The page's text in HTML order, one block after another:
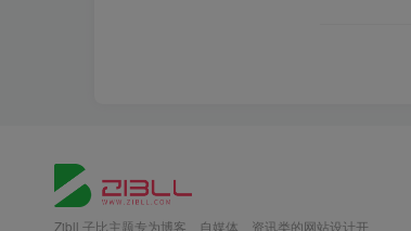
Zibll 子比主题专为博客、自媒体、资讯类的网站设计开